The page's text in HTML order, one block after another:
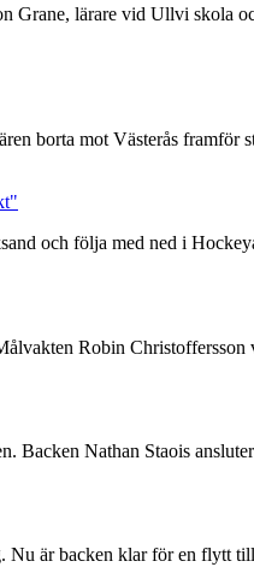
Grane, lärare vid Ullvi skola
borta mot Västerås
och följa med ned i
Robin
Backen Nathan Staois
Nu är backen klar för en